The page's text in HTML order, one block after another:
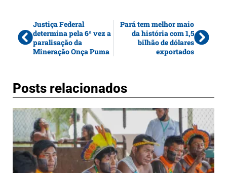
Justiça Federal
determina pela 6ª vez a
paralisação da
Mineração Onça Puma
Pará tem melhor maio
da história com 1,5
bilhão de dólares
exportados
Posts relacionados